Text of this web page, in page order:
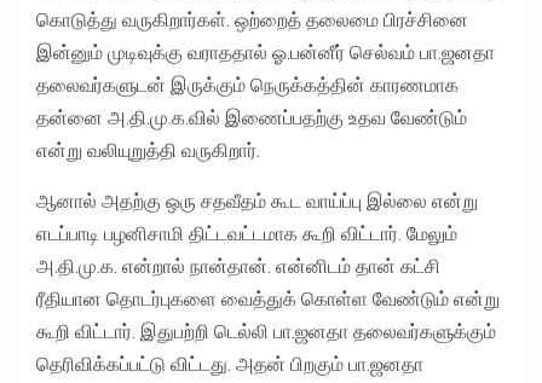
கொடுத்து வருகிறார்கள். ஒற்றைத் தலைமை பிரச்சினை
இன்னும் முடிவுக்கு வராததால் ஓ.பன்னீர் செல்வம் பா.ஜனதா
தலைவர்களுடன் இருக்கும் நெருக்கத்தின் காரணமாக
தன்னை அ.தி.மு.க.வில் இணைப்பதற்கு உதவ வேண்டும்
என்று வலியுறுத்தி வருகிறார்.
ஆனால் அதற்கு ஒரு சதவீதம் கூட வாய்ப்பு இல்லை என்று
எடப்பாடி பழனிசாமி திட்டவட்டமாக கூறி விட்டார். மேலும்
அ.தி.மு.க. என்றால் நான்தான். என்னிடம் தான் கட்சி
ரீதியான தொடர்புகளை வைத்துக் கொள்ள வேண்டும் என்று
கூறி விட்டார். இதுபற்றி டெல்லி பா.ஜனதா தலைவர்களுக்கும்
தெரிவிக்கப்பட்டு விட்டது. அதன் பிறகும் பா.ஜனதா